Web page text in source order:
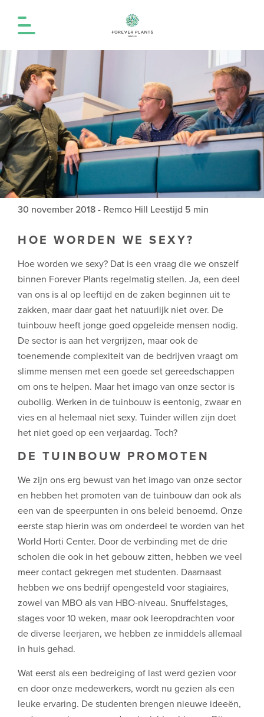
30 november 2018 - Remco Hill Leestijd 5 min
HOE WORDEN WE SEXY?
Hoe worden we sexy? Dat is een vraag die we onszelf
binnen Forever Plants regelmatig stellen. Ja, een deel
van ons is al op leeftijd en de zaken beginnen uit te
zakken, maar daar gaat het natuurlijk niet over. De
tuinbouw heeft jonge goed opgeleide mensen nodig.
De sector is aan het vergrijzen, maar ook de
toenemende complexiteit van de bedrijven vraagt om
slimme mensen met een goede set gereedschappen
om ons te helpen. Maar het imago van onze sector is
oubollig. Werken in de tuinbouw is eentonig, zwaar en
vies en al helemaal niet sexy. Tuinder willen zijn doet
het niet goed op een verjaardag. Toch?
DE TUINBOUW PROMOTEN
We zijn ons erg bewust van het imago van onze sector
en hebben het promoten van de tuinbouw dan ook als
een van de speerpunten in ons beleid benoemd. Onze
eerste stap hierin was om onderdeel te worden van het
World Horti Center. Door de verbinding met de drie
scholen die ook in het gebouw zitten, hebben we veel
meer contact gekregen met studenten. Daarnaast
hebben we ons bedrijf opengesteld voor stagiaires,
zowel van MBO als van HBO-niveau. Snuffelstages,
stages voor 10 weken, maar ook leeropdrachten voor
de diverse leerjaren, we hebben ze inmiddels allemaal
in huis gehad.
Wat eerst als een bedreiging of last werd gezien voor
en door onze medewerkers, wordt nu gezien als een
leuke ervaring. De studenten brengen nieuwe ideeën,